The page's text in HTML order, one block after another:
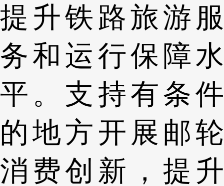
提升铁路旅游服
务和运行保障水
平。支持有条件
的地方开展邮轮
消费创新，提升